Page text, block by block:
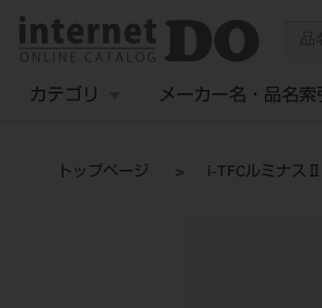
カテゴリ メーカー名・品名索
トップページ i-TFCルミナス